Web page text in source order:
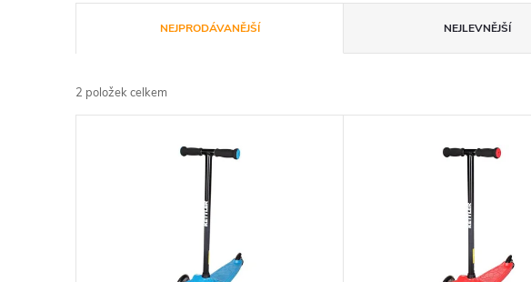
a
z
NEJPRODÁVANĚJŠÍ NEJLEVNĚJŠÍ
2 položek celkem